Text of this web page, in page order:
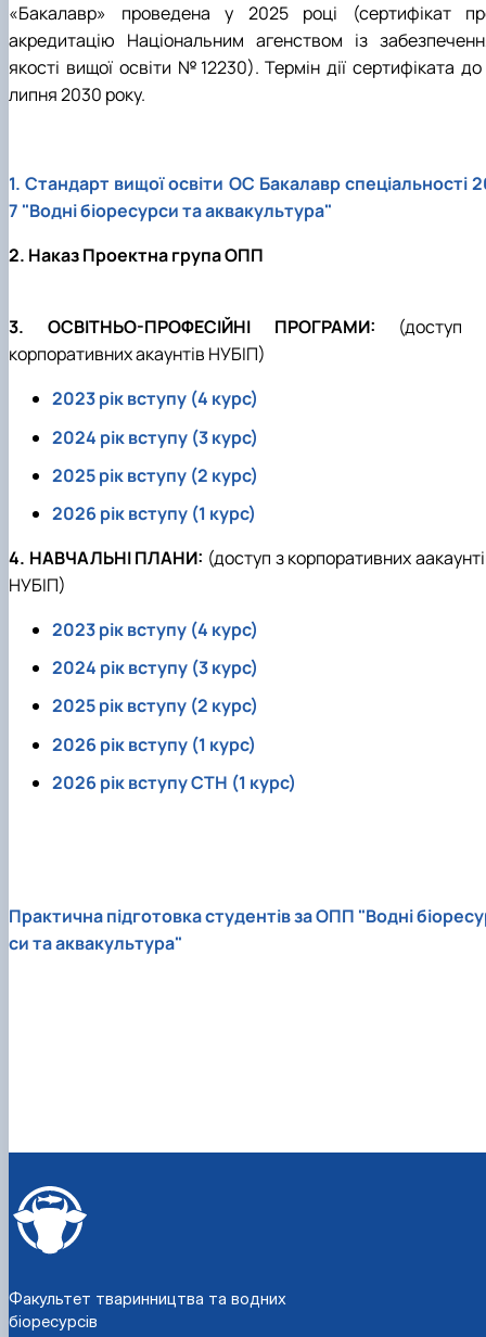
«Бакалавр» проведена у 2025 році (сертифікат
акредитацію Національним агенством із
якості вищої освіти №12230). Термін дії сертифіката до
липня 2030 року.
1.Стандарт вищої освіти ОС Бакалавр спеціальності
7 "Водні біоресурси та аквакультура"
2. Наказ Проектна група ОПП
3. ОСВІТНЬО-ПРОФЕСІЙНІ ПРОГРАМИ: (доступ
корпоративних акаунтів НУБІП)
2023 рік вступу (4 курс)
2024 рік вступу (3 курс)
2025 рік вступу (2 курс)
2026 рік вступу (1 курс)
4. НАВЧАЛЬНІ ПЛАНИ: (доступ з корпоративних
НУБІП)
2023 рік вступу (4 курс)
2024 рік вступу (3 курс)
2025 рік вступу (2 курс)
2026 рік вступу (1 курс)
2026 рік вступу СТН (1 курс)
Практична підготовка студентів за ОПП "Водні
си та аквакультура"
Факультет тваринництва та водних
біоресурсів